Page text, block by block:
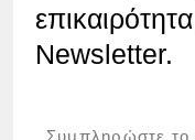
Newsletter.